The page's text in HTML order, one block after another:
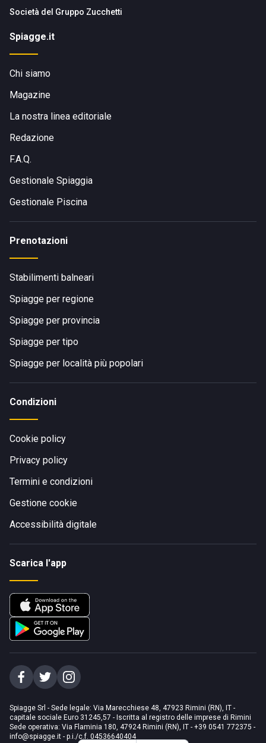
Società del Gruppo Zucchetti
Spiagge.it
Chi siamo
Magazine
La nostra linea editoriale
Redazione
F.A.Q.
Gestionale Spiaggia
Gestionale Piscina
Prenotazioni
Stabilimenti balneari
Spiagge per regione
Spiagge per provincia
Spiagge per tipo
Spiagge per località più popolari
Condizioni
Cookie policy
Privacy policy
Termini e condizioni
Gestione cookie
Accessibilità digitale
Scarica l'app
Spiagge Srl - Sede legale: Via Marecchiese 48, 47923 Rimini (RN), IT -
capitale sociale Euro 31245,57 - Iscritta al registro delle imprese di Rimini
Sede operativa: Via Flaminia 180, 47924 Rimini (RN), IT - +39 0541 772375 -
info@spiagge.it - p.i./c.f. 04536640404